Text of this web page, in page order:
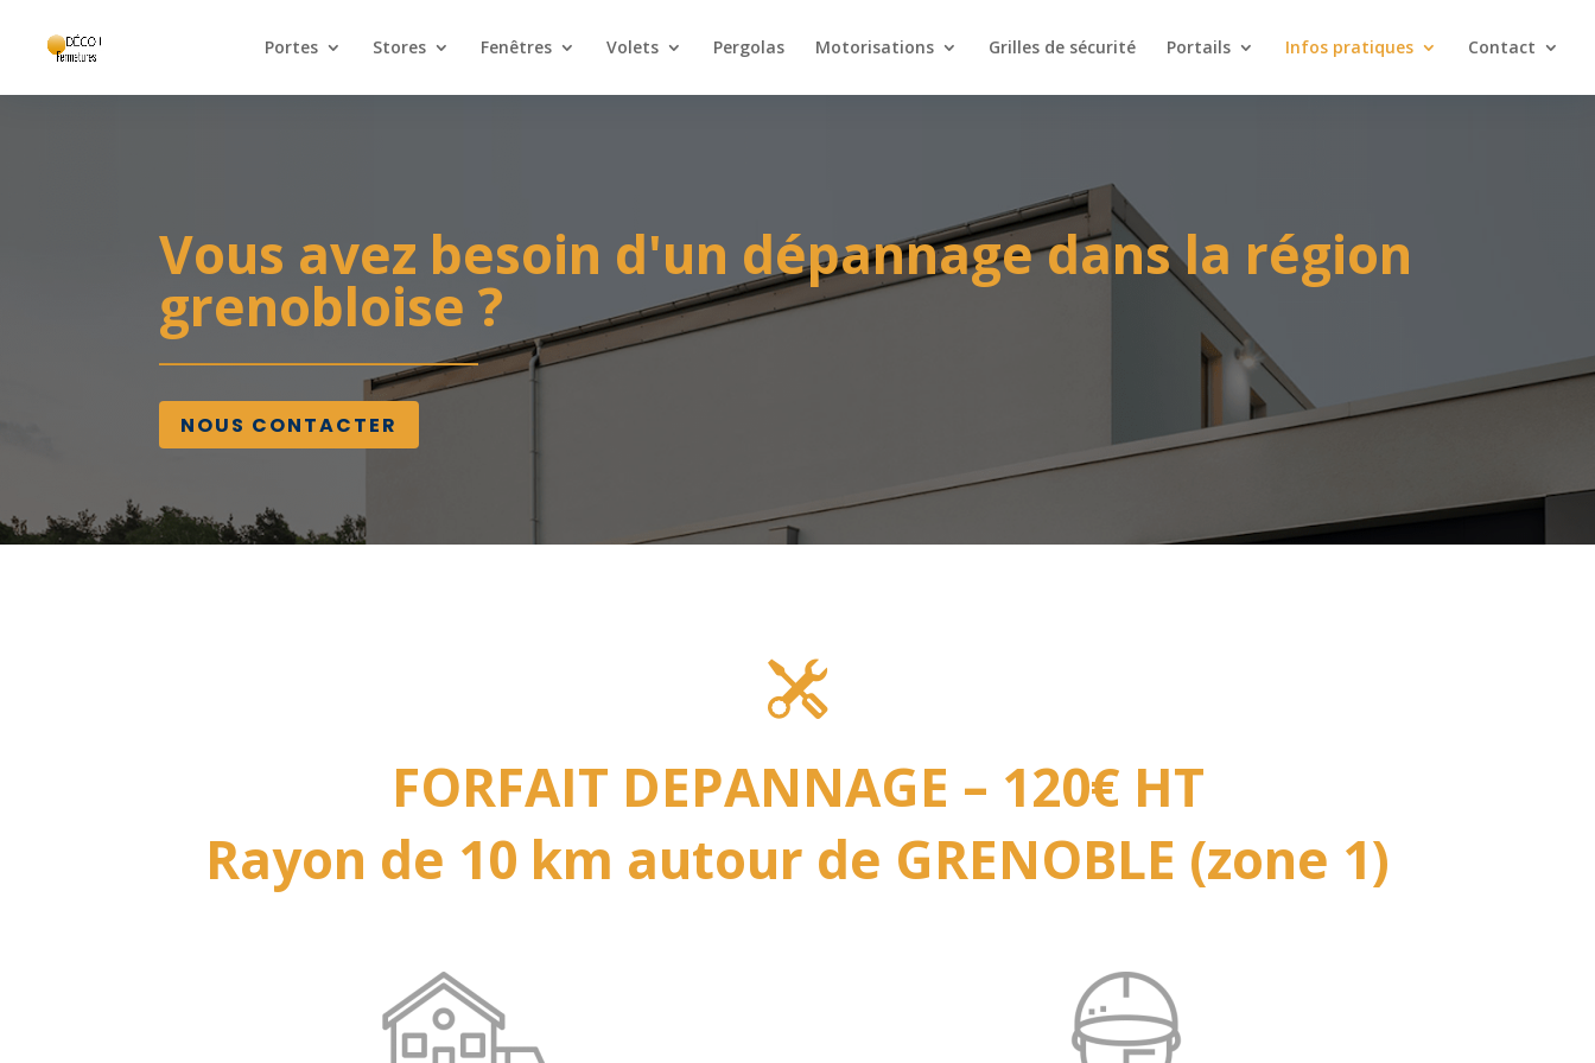
Portes Stores Fenêtres Volets Pergolas Motorisations Grilles de sécurité Portails Infos pratiques Contact
Vous avez besoin d'un dépannage dans la région
grenobloise ?
NOUS CONTACTER
FORFAIT DEPANNAGE – 120€ HT
Rayon de 10 km autour de GRENOBLE (zone 1)